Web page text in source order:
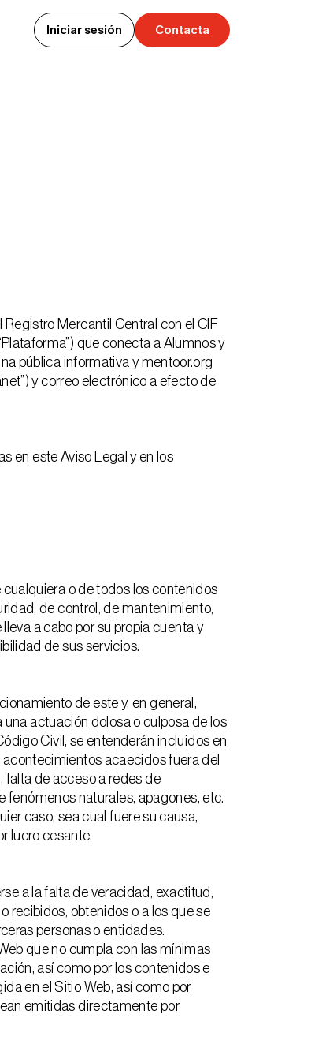
Iniciar sesión
Iniciar sesión
Contacta
Mercantil Central con el CIF
que conecta a Alumnos y
pública informativa y mentoor.org
y correo electrónico a efecto de
en este Aviso Legal y en los
o de todos los contenidos
de control, de mantenimiento,
a cabo por su propia cuenta y
de sus servicios.
de este y, en general,
actuación dolosa o culposa de los
Civil, se entenderán incluidos en
acaecidos fuera del
falta de acceso a redes de
naturales, apagones, etc.
caso, sea cual fuere su causa,
lucro cesante.
a la falta de veracidad, exactitud,
recibidos, obtenidos o a los que se
personas o entidades.
que no cumpla con las mínimas
así como por los contenidos e
en el Sitio Web, así como por
emitidas directamente por